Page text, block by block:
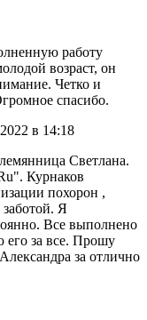
работу
возраст, он
Четко и
спасибо.
в 14:18
Светлана.
Курнаков
похорон ,
Я
Все выполнено
его за все. Прошу
за отлично